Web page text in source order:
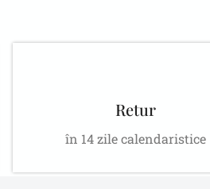
Retur
în 14 zile calendaristice